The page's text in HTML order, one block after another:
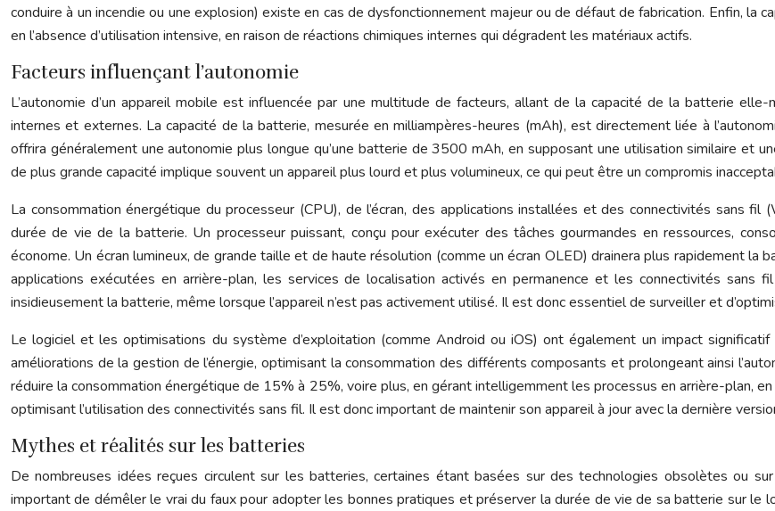
conduire à un incendie ou une explosion) existe en cas de dysfonctionnement majeur ou de défaut de fabrication. Enfin, la
en l’absence d’utilisation intensive, en raison de réactions chimiques internes qui dégradent les matériaux actifs.
Facteurs influençant l’autonomie
L’autonomie d’un appareil mobile est influencée par une multitude de facteurs, allant de la capacité de la batterie
internes et externes. La capacité de la batterie, mesurée en milliampères-heures (mAh), est directement liée à
offrira généralement une autonomie plus longue qu’une batterie de 3500 mAh, en supposant une utilisation similaire et
de plus grande capacité implique souvent un appareil plus lourd et plus volumineux, ce qui peut être un compromis
La consommation énergétique du processeur (CPU), de l’écran, des applications installées et des connectivités sans
durée de vie de la batterie. Un processeur puissant, conçu pour exécuter des tâches gourmandes en ressources,
économe. Un écran lumineux, de grande taille et de haute résolution (comme un écran OLED) drainera plus rapidement la
applications exécutées en arrière-plan, les services de localisation activés en permanence et les connectivités sans
insidieusement la batterie, même lorsque l’appareil n’est pas activement utilisé. Il est donc essentiel de surveiller et
Le logiciel et les optimisations du système d’exploitation (comme Android ou iOS) ont également un impact
améliorations de la gestion de l’énergie, optimisant la consommation des différents composants et prolongeant ainsi
réduire la consommation énergétique de 15% à 25%, voire plus, en gérant intelligemment les processus en arrière-plan,
optimisant l’utilisation des connectivités sans fil. Il est donc important de maintenir son appareil à jour avec la dernière
Mythes et réalités sur les batteries
De nombreuses idées reçues circulent sur les batteries, certaines étant basées sur des technologies obsolètes ou
important de démêler le vrai du faux pour adopter les bonnes pratiques et préserver la durée de vie de sa batterie sur le